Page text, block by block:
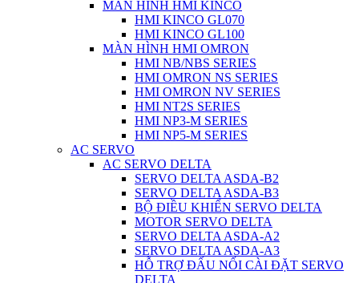
MÀN HÌNH HMI KINCO
HMI KINCO GL070
HMI KINCO GL100
MÀN HÌNH HMI OMRON
HMI NB/NBS SERIES
HMI OMRON NS SERIES
HMI OMRON NV SERIES
HMI NT2S SERIES
HMI NP3-M SERIES
HMI NP5-M SERIES
AC SERVO
AC SERVO DELTA
SERVO DELTA ASDA-B2
SERVO DELTA ASDA-B3
BỘ ĐIỀU KHIỂN SERVO DELTA
MOTOR SERVO DELTA
SERVO DELTA ASDA-A2
SERVO DELTA ASDA-A3
HỖ TRỢ ĐẤU NỐI CÀI ĐẶT SERVO
DELTA